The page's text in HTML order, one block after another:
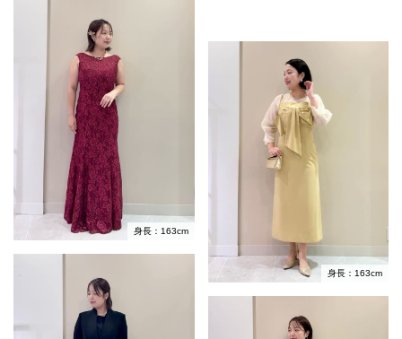
身長：163cm
身長：163cm